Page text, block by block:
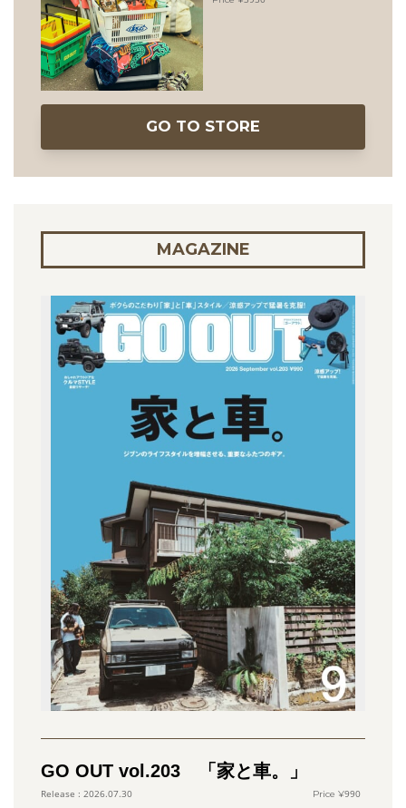
GO TO STORE
MAGAZINE
GO OUT vol.203 「家と車。」
2026.07.30 990